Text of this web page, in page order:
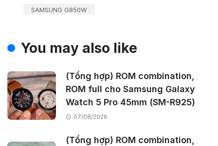
SAMSUNG G850W
You may also like
(Tổng hợp) ROM combination,
ROM full cho Samsung Galaxy
Watch 5 Pro 45mm (SM-R925)
07/08/2026
(Tổng hợp) ROM combination,